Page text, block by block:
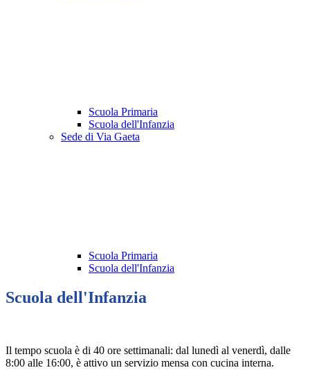
Scuola Primaria
Scuola dell'Infanzia
Sede di Via Gaeta
Scuola Primaria
Scuola dell'Infanzia
Scuola dell'Infanzia
Il tempo scuola è di 40 ore settimanali: dal lunedì al venerdì, dalle
8:00 alle 16:00, è attivo un servizio mensa con cucina interna.